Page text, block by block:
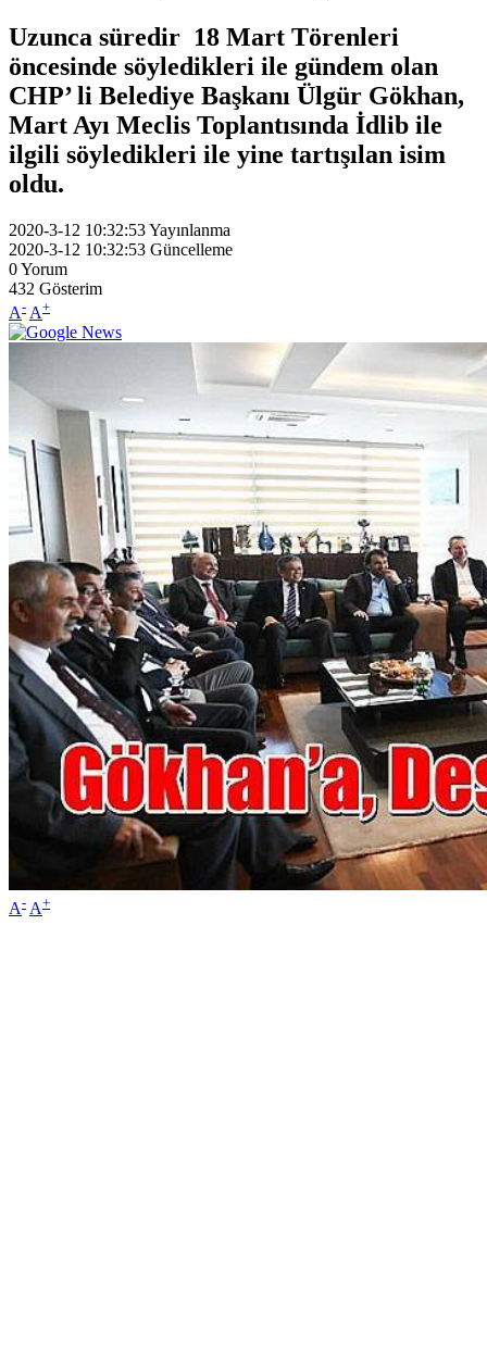
Uzunca süredir 18 Mart Törenleri
öncesinde söyledikleri ile gündem olan
CHP’ li Belediye Başkanı Ülgür Gökhan,
Mart Ayı Meclis Toplantısında İdlib ile
ilgili söyledikleri ile yine tartışılan isim
oldu.
2020-3-12 10:32:53Yayınlanma
2020-3-12 10:32:53 Güncelleme
0Yorum
432 Gösterim
A- A+
A- A+